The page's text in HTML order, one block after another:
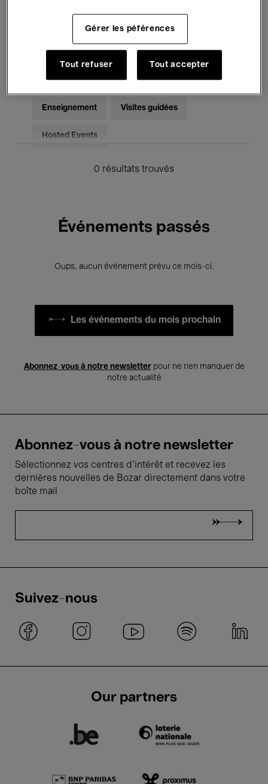
Musique électronique
Pour tous Kids’ Palace
Enseignement Visites guidées
Hosted Events
0 résultats trouvés
Événements passés
Oups, aucun événement prévu ce mois-ci.
Les événements du mois prochain
Abonnez-vous à notre newsletterpour ne rien manquer de
notre actualité
Abonnez-vous à notre newsletter
Sélectionnez vos centres d'intérêt et recevez les
dernières nouvelles de Bozar directement dans votre
boîte mail
Suivez-nous
Our partners
Gérer les péférences
Tout refuser Tout accepter